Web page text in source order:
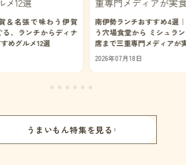
南伊勢ランチおすすめ4選｜地元民が通
う穴場食堂から ミシュランプレート会
席まで三重専門メディアが実食厳選
【地元厳選
港周辺で食
2026年07月
うまいもん特集を見る